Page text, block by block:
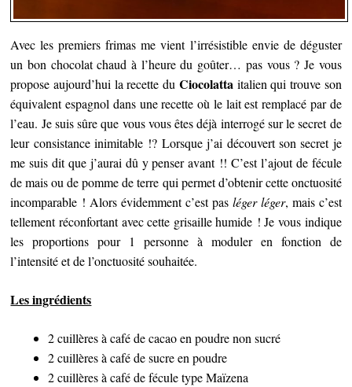
Avec les premiers frimas me vient l’irrésistible envie de déguster
un bon chocolat chaud à l’heure du goûter… pas vous ? Je vous
propose aujourd’hui la recette du Ciocolatta italien qui trouve son
équivalent espagnol dans une recette où le lait est remplacé par de
l’eau. Je suis sûre que vous vous êtes déjà interrogé sur le secret de
leur consistance inimitable !? Lorsque j’ai découvert son secret je
me suis dit que j’aurai dû y penser avant !! C’est l’ajout de fécule
de mais ou de pomme de terre qui permet d’obtenir cette onctuosité
incomparable ! Alors évidemment c’est pas léger léger, mais c’est
tellement réconfortant avec cette grisaille humide ! Je vous indique
les proportions pour 1 personne à moduler en fonction de
l’intensité et de l’onctuosité souhaitée.
Les ingrédients
2 cuillères à café de cacao en poudre non sucré
2 cuillères à café de sucre en poudre
2 cuillères à café de fécule type Maïzena